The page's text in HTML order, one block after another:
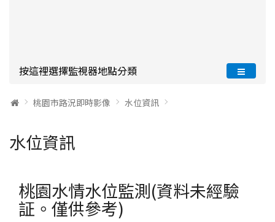
按這裡選擇監視器地點分類
桃園市路況即時影像 水位資訊
水位資訊
桃園水情水位監測(資料未經驗
証。僅供參考)